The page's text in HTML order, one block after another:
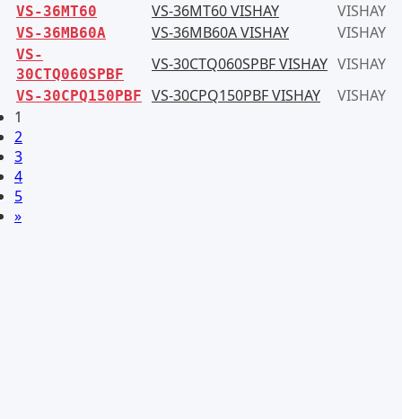
VS-36MT60 VS-36MT60 VISHAY VISHAY
VS-36MB60A VS-36MB60A VISHAY VISHAY
VS-
30CTQ060SPBF
VS-30CTQ060SPBF VISHAY VISHAY
VS-30CPQ150PBF VS-30CPQ150PBF VISHAY
VISHAY
1
2
3
4
5
»